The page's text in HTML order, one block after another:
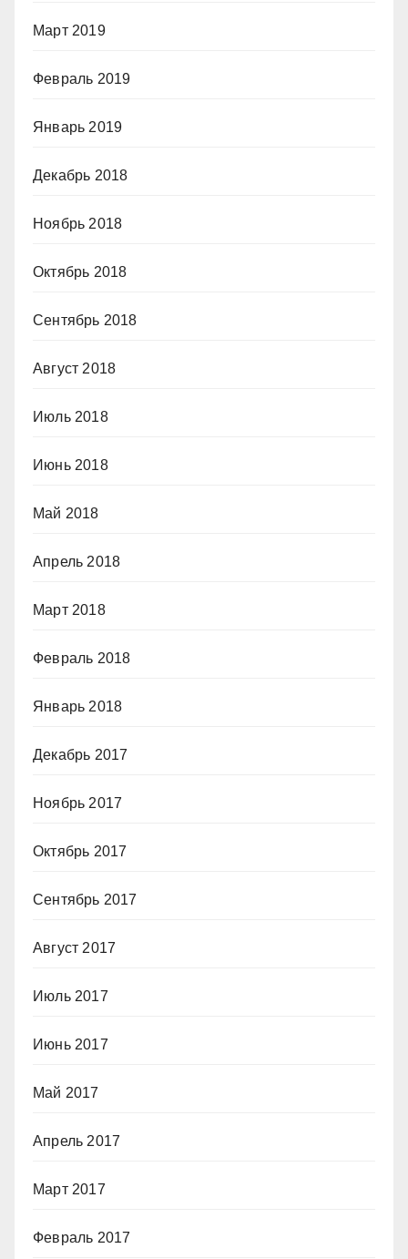
Март 2019
Февраль 2019
Январь 2019
Декабрь 2018
Ноябрь 2018
Октябрь 2018
Сентябрь 2018
Август 2018
Июль 2018
Июнь 2018
Май 2018
Апрель 2018
Март 2018
Февраль 2018
Январь 2018
Декабрь 2017
Ноябрь 2017
Октябрь 2017
Сентябрь 2017
Август 2017
Июль 2017
Июнь 2017
Май 2017
Апрель 2017
Март 2017
Февраль 2017